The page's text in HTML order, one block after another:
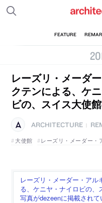
レーズリ・メーダ
クテンによる、ケ
ビの、スイス大使
ARCHITECTURE
大使館
レーズリ・メーダー・
レーズリ・メーダー・アル
る、ケニヤ・ナイロビの、
写真がdezeenに掲載されて